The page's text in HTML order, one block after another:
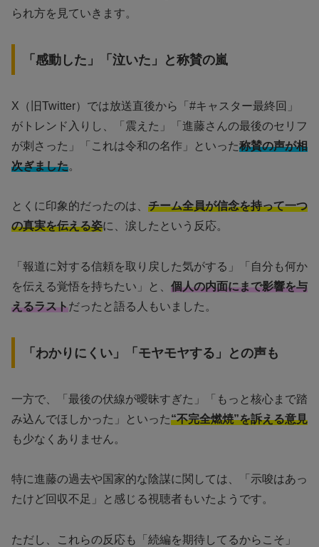
られ方を見ていきます。
「感動した」「泣いた」と称賛の嵐
X（旧Twitter）では放送直後から「#キャスター最終回」
がトレンド入りし、「震えた」「進藤さんの最後のセリフ
が刺さった」「これは令和の名作」といった称賛の声が相
次ぎました。
とくに印象的だったのは、 チーム全員が信念を持って一つ
の真実を伝える姿に、涙したという反応。
「報道に対する信頼を取り戻した気がする」「自分も何か
を伝える覚悟を持ちたい」と、 個人の内面にまで影響を与
えるラストだったと語る人もいました。
「わかりにくい」「モヤモヤする」との声も
一方で、「最後の伏線が曖昧すぎた」「もっと核心まで踏
み込んでほしかった」といった“不完全燃焼”を訴える意見
も少なくありません。
特に進藤の過去や国家的な陰謀に関しては、「示唆はあっ
たけど回収不足」と感じる視聴者もいたようです。
ただし、これらの反応も「続編を期待してるからこそ」